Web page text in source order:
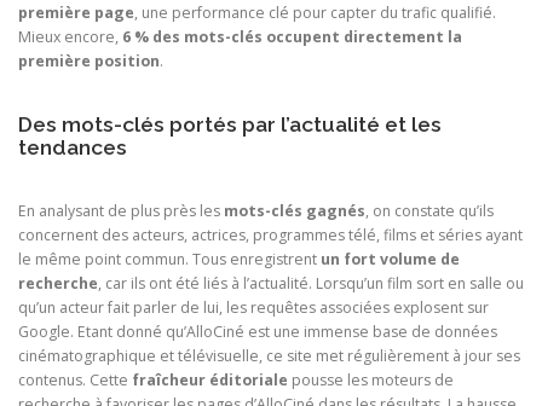
première page, une performance clé pour capter du trafic qualifié.
Mieux encore, 6 % des mots-clés occupent directement la
première position.
Des mots-clés portés par l’actualité et les
tendances
En analysant de plus près les mots-clés gagnés, on constate qu’ils
concernent des acteurs, actrices, programmes télé, films et séries ayant
le même point commun. Tous enregistrent un fort volume de
recherche, car ils ont été liés à l’actualité. Lorsqu’un film sort en salle ou
qu’un acteur fait parler de lui, les requêtes associées explosent sur
Google. Etant donné qu’AlloCiné est une immense base de données
cinématographique et télévisuelle, ce site met régulièrement à jour ses
contenus. Cette fraîcheur éditoriale pousse les moteurs de